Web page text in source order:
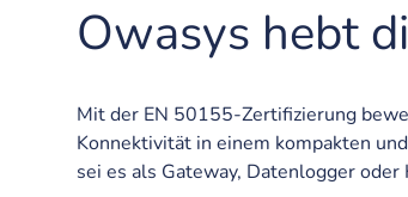
Owasys hebt
Mit der EN 50155-Zertifizierung
Konnektivität in einem kompakten
sei es als Gateway, Datenlogger